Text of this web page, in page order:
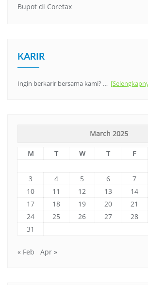
Bupot di Coretax
KARIR
Ingin berkarir bersama kami? …
March 2025
M T W T F
3
4 5 6 7
10
11 12 13 14
17
18 19 20 21
24
25 26 27 28
31
« Feb Apr »